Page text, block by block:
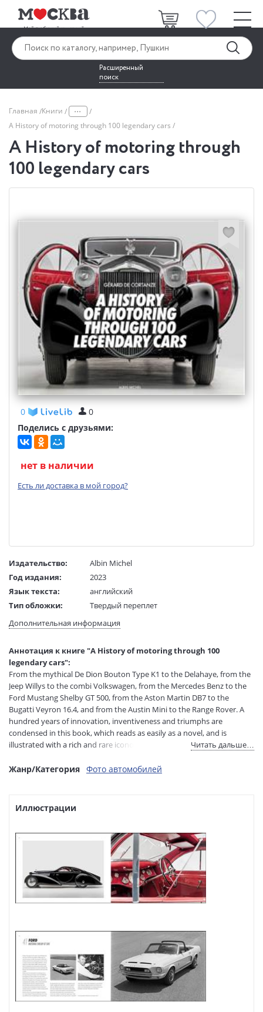
Расширенный
поиск
Главная Книги ...
A History of motoring through 100 legendary cars
A History of motoring through
100 legendary cars
0
0
Поделись с друзьями:
нет в наличии
Есть ли доставка в мой город?
Издательство:
Albin Michel
Год издания:
2023
Язык текста:
английский
Тип обложки:
Твердый переплет
Размеры в мм
(ДхШхВ):
300x225x23
Страниц:
240
Код товара:
1215292
Артикул:
206
ISBN:
978-2-226-48468-0
В продаже с:
23.12.2024
Дополнительная информация
Аннотация к книге "A History of motoring through 100
legendary cars":
From the mythical De Dion Bouton Type K1 to the Delahaye, from the
Jeep Willys to the combi Volkswagen, from the Mercedes Benz to the
Ford Mustang Shelby GT 500, from the Aston Martin DB7 to the
Bugatti Veyron 16.4, and from the Austin Mini to the Range Rover. A
hundred years of innovation, inventiveness and triumphs are
condensed in this book, which reads as easily as a novel, and is
illustrated with a rich and rare iconography.
Читать дальше…
Жанр/Категория Фото автомобилей
Иллюстрации